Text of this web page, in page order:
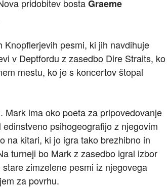
pridobitev bostaGraeme
pesmi, ki jih navdihuje
v Deptfordu z zasedbo Dire Straits, ko
mestu, ko je s koncertov štopal
ima oko poeta za pripovedovanje
psihogeografijo z njegovim
na kitari, ki jo igra tako brezhibno in
turneji bo Mark z zasedbo igral izbor
zimzelene pesmi iz njegovega
za povrhu.